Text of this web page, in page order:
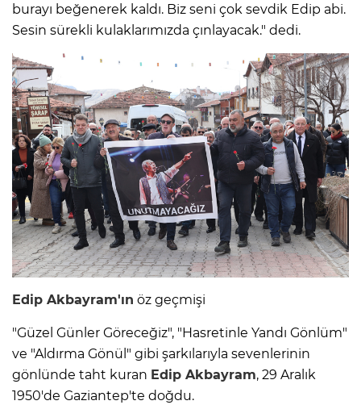
burayı beğenerek kaldı. Biz seni çok sevdik Edip abi.
Sesin sürekli kulaklarımızda çınlayacak." dedi.
Edip Akbayram'ın öz geçmişi
"Güzel Günler Göreceğiz", "Hasretinle Yandı Gönlüm"
ve "Aldırma Gönül" gibi şarkılarıyla sevenlerinin
gönlünde taht kuran Edip Akbayram, 29 Aralık
1950'de Gaziantep'te doğdu.